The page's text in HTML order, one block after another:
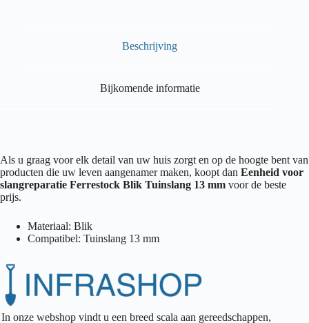
Beschrijving
Bijkomende informatie
Als u graag voor elk detail van uw huis zorgt en op de hoogte bent van
producten die uw leven aangenamer maken, koopt dan Eenheid voor
slangreparatie Ferrestock Blik Tuinslang 13 mm voor de beste
prijs.
Materiaal: Blik
Compatibel: Tuinslang 13 mm
In onze webshop vindt u een breed scala aan gereedschappen,